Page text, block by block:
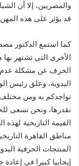
والمصريين، إلا أن
قد يؤثر على هذه
كما استمع الدكتور
الأخرى التي تشتهر
الحرف عن مشكلة عدم
اليدوية، وعلق رئيس
تواجدكم به ومن مختلف
نقدرها، ونحن نسعى
القيمة التاريخية
مناطق القاهرة
المنتجات الحرفية
إيجابيا كبيرا في